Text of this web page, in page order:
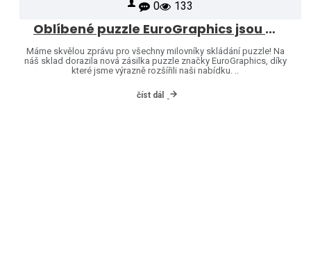
0 133
Oblíbené puzzle EuroGraphics jsou opět skladem – naši nabídku jsme rozšířili o další motivy!
Máme skvělou zprávu pro všechny milovníky skládání puzzle! Na
náš sklad dorazila nová zásilka puzzle značky EuroGraphics, díky
které jsme výrazně rozšířili naši nabídku. ..
číst dál